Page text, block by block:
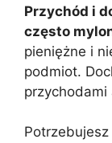
Przychód i
często
pieniężne i
podmiot.
przychodami